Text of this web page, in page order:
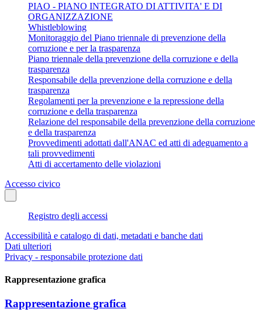
PIAO - PIANO INTEGRATO DI ATTIVITA' E DI
ORGANIZZAZIONE
Whistleblowing
Monitoraggio del Piano triennale di prevenzione della
corruzione e per la trasparenza
Piano triennale della prevenzione della corruzione e della
trasparenza
Responsabile della prevenzione della corruzione e della
trasparenza
Regolamenti per la prevenzione e la repressione della
corruzione e della trasparenza
Relazione del responsabile della prevenzione della corruzione
e della trasparenza
Provvedimenti adottati dall'ANAC ed atti di adeguamento a
tali provvedimenti
Atti di accertamento delle violazioni
Accesso civico
Registro degli accessi
Accessibilità e catalogo di dati, metadati e banche dati
Dati ulteriori
Privacy - responsabile protezione dati
Rappresentazione grafica
Rappresentazione grafica